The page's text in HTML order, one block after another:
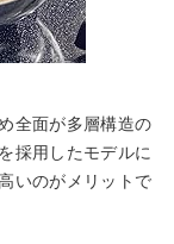
全面が多層構造の
採用したモデルに
いのがメリットで